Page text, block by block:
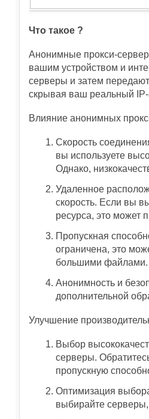
Что такое ?
Анонимные прокси-
вашим устройством и
серверы и затем
скрывая ваш реальный
Влияние анонимных
Скорость
вы используете
Однако,
Удаленное
скорость. Если вы
ресурса, это может
Пропускная
ограничена, это
большими файлами.
Анонимность и
дополнительной
Улучшение
Выбор
серверы.
пропускную
Оптимизация
выбирайте